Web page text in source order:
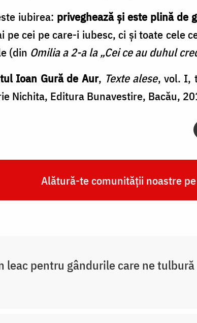
iubirea: priveghează şi este plină de
pe cei pe care-i iubesc, ci şi toate cele
(din Omilia a 2-a la „Cei ce au duhul
Ioan Gură de Aur, Texte alese, vol. I,
Nichita, Editura Bunavestire, Bacău,
Alătură-te comunității noastre pe
leac pentru gândurile care ne tulbură